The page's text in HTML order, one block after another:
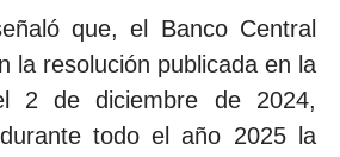
que, el Banco Central
la resolución publicada en la
2 de diciembre de 2024,
todo el año 2025 la